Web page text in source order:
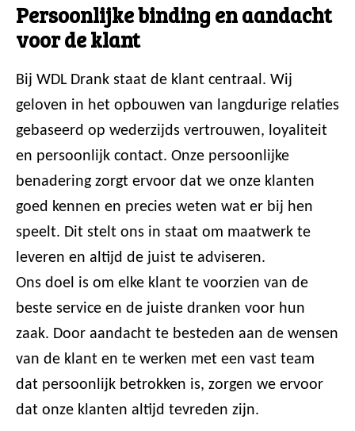
Persoonlijke binding en aandacht
voor de klant
Bij WDL Drank staat de klant centraal. Wij
geloven in het opbouwen van langdurige relaties
gebaseerd op wederzijds vertrouwen, loyaliteit
en persoonlijk contact. Onze persoonlijke
benadering zorgt ervoor dat we onze klanten
goed kennen en precies weten wat er bij hen
speelt. Dit stelt ons in staat om maatwerk te
leveren en altijd de juist te adviseren.
Ons doel is om elke klant te voorzien van de
beste service en de juiste dranken voor hun
zaak. Door aandacht te besteden aan de wensen
van de klant en te werken met een vast team
dat persoonlijk betrokken is, zorgen we ervoor
dat onze klanten altijd tevreden zijn.